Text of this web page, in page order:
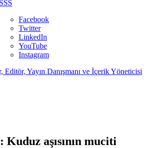
SSS
Facebook
Twitter
LinkedIn
YouTube
Instagram
aşısının muciti